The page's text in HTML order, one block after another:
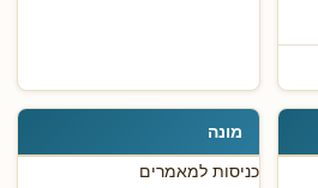
מונה
כניסות למאמרים